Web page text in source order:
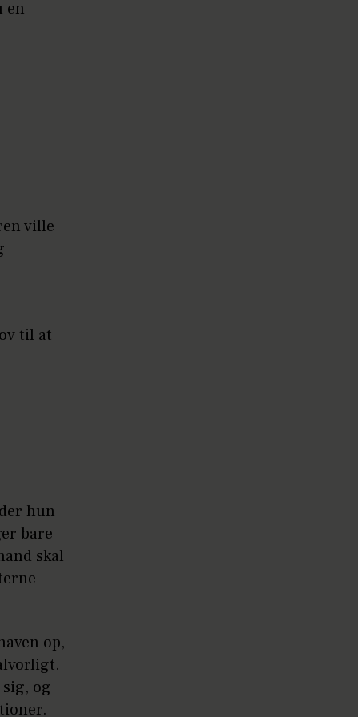
en
ville
til at
hun
bare
skal
op,
og